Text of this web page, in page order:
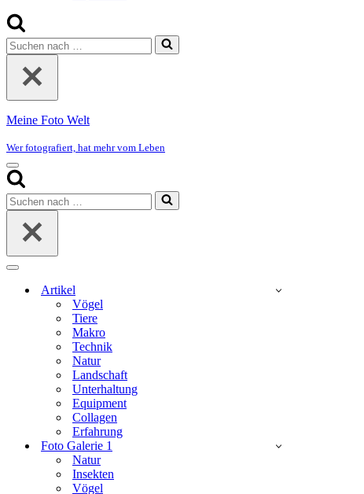
Suchen
nach …
Meine Foto Welt
Wer fotografiert, hat mehr vom Leben
Navigationsmenü
Suchen
nach …
Navigationsmenü
Artikel
Vögel
Tiere
Makro
Technik
Natur
Landschaft
Unterhaltung
Equipment
Collagen
Erfahrung
Foto Galerie 1
Natur
Insekten
Vögel